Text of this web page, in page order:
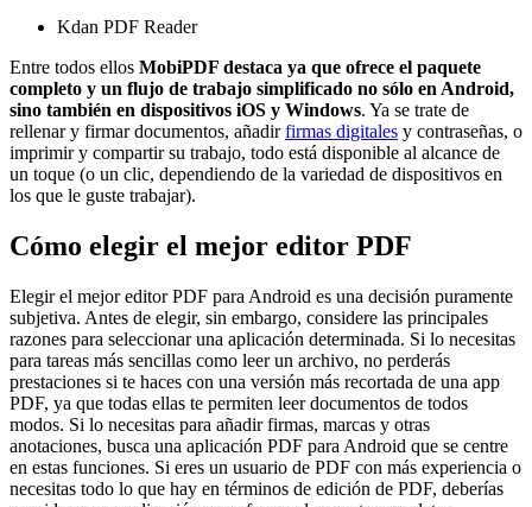
Kdan PDF Reader
Entre todos ellos MobiPDF destaca ya que ofrece el paquete
completo y un flujo de trabajo simplificado no sólo en Android,
sino también en dispositivos iOS y Windows. Ya se trate de
rellenar y firmar documentos, añadirfirmas digitales y contraseñas, o
imprimir y compartir su trabajo, todo está disponible al alcance de
un toque (o un clic, dependiendo de la variedad de dispositivos en
los que le guste trabajar).
Cómo elegir el mejor editor PDF
Elegir el mejor editor PDF para Android es una decisión puramente
subjetiva. Antes de elegir, sin embargo, considere las principales
razones para seleccionar una aplicación determinada. Si lo necesitas
para tareas más sencillas como leer un archivo, no perderás
prestaciones si te haces con una versión más recortada de una app
PDF, ya que todas ellas te permiten leer documentos de todos
modos. Si lo necesitas para añadir firmas, marcas y otras
anotaciones, busca una aplicación PDF para Android que se centre
en estas funciones. Si eres un usuario de PDF con más experiencia o
necesitas todo lo que hay en términos de edición de PDF, deberías